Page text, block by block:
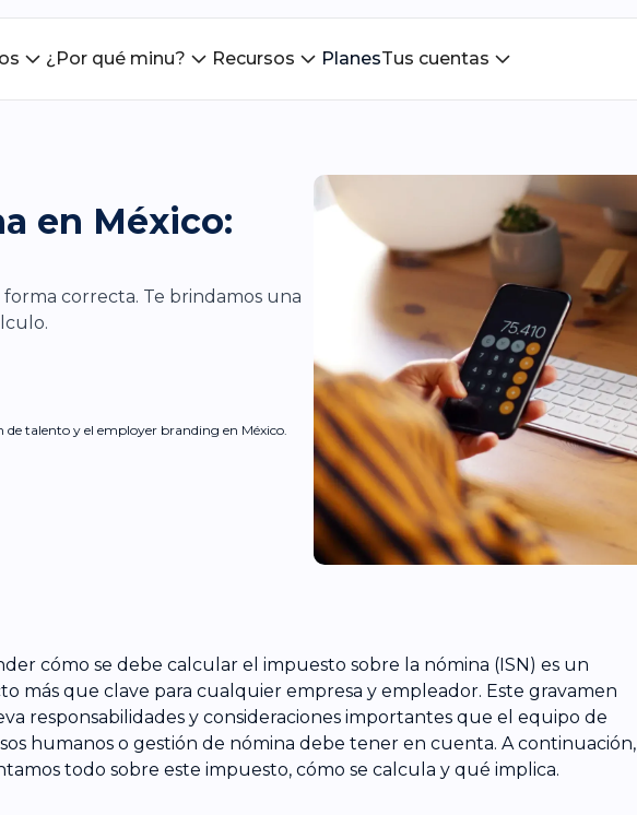
¿Por qué minu? Recursos PlanesTus cuentas
en México:
correcta. Te brindamos una
talento y el employer branding en México.
cómo se debe calcular el impuesto sobre la nómina (ISN) es un
más que clave para cualquier empresa y empleador. Este gravamen
responsabilidades y consideraciones importantes que el equipo de
humanos o gestión de nómina debe tener en cuenta. A continuación,
todo sobre este impuesto, cómo se calcula y qué implica.